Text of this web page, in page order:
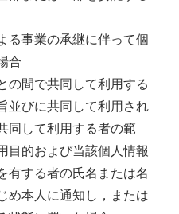
る事業の承継に伴って個
合
の間で共同して利用する
並びに共同して利用され
同して利用する者の範
目的および当該個人情報
有する者の氏名または名
め本人に通知し，または